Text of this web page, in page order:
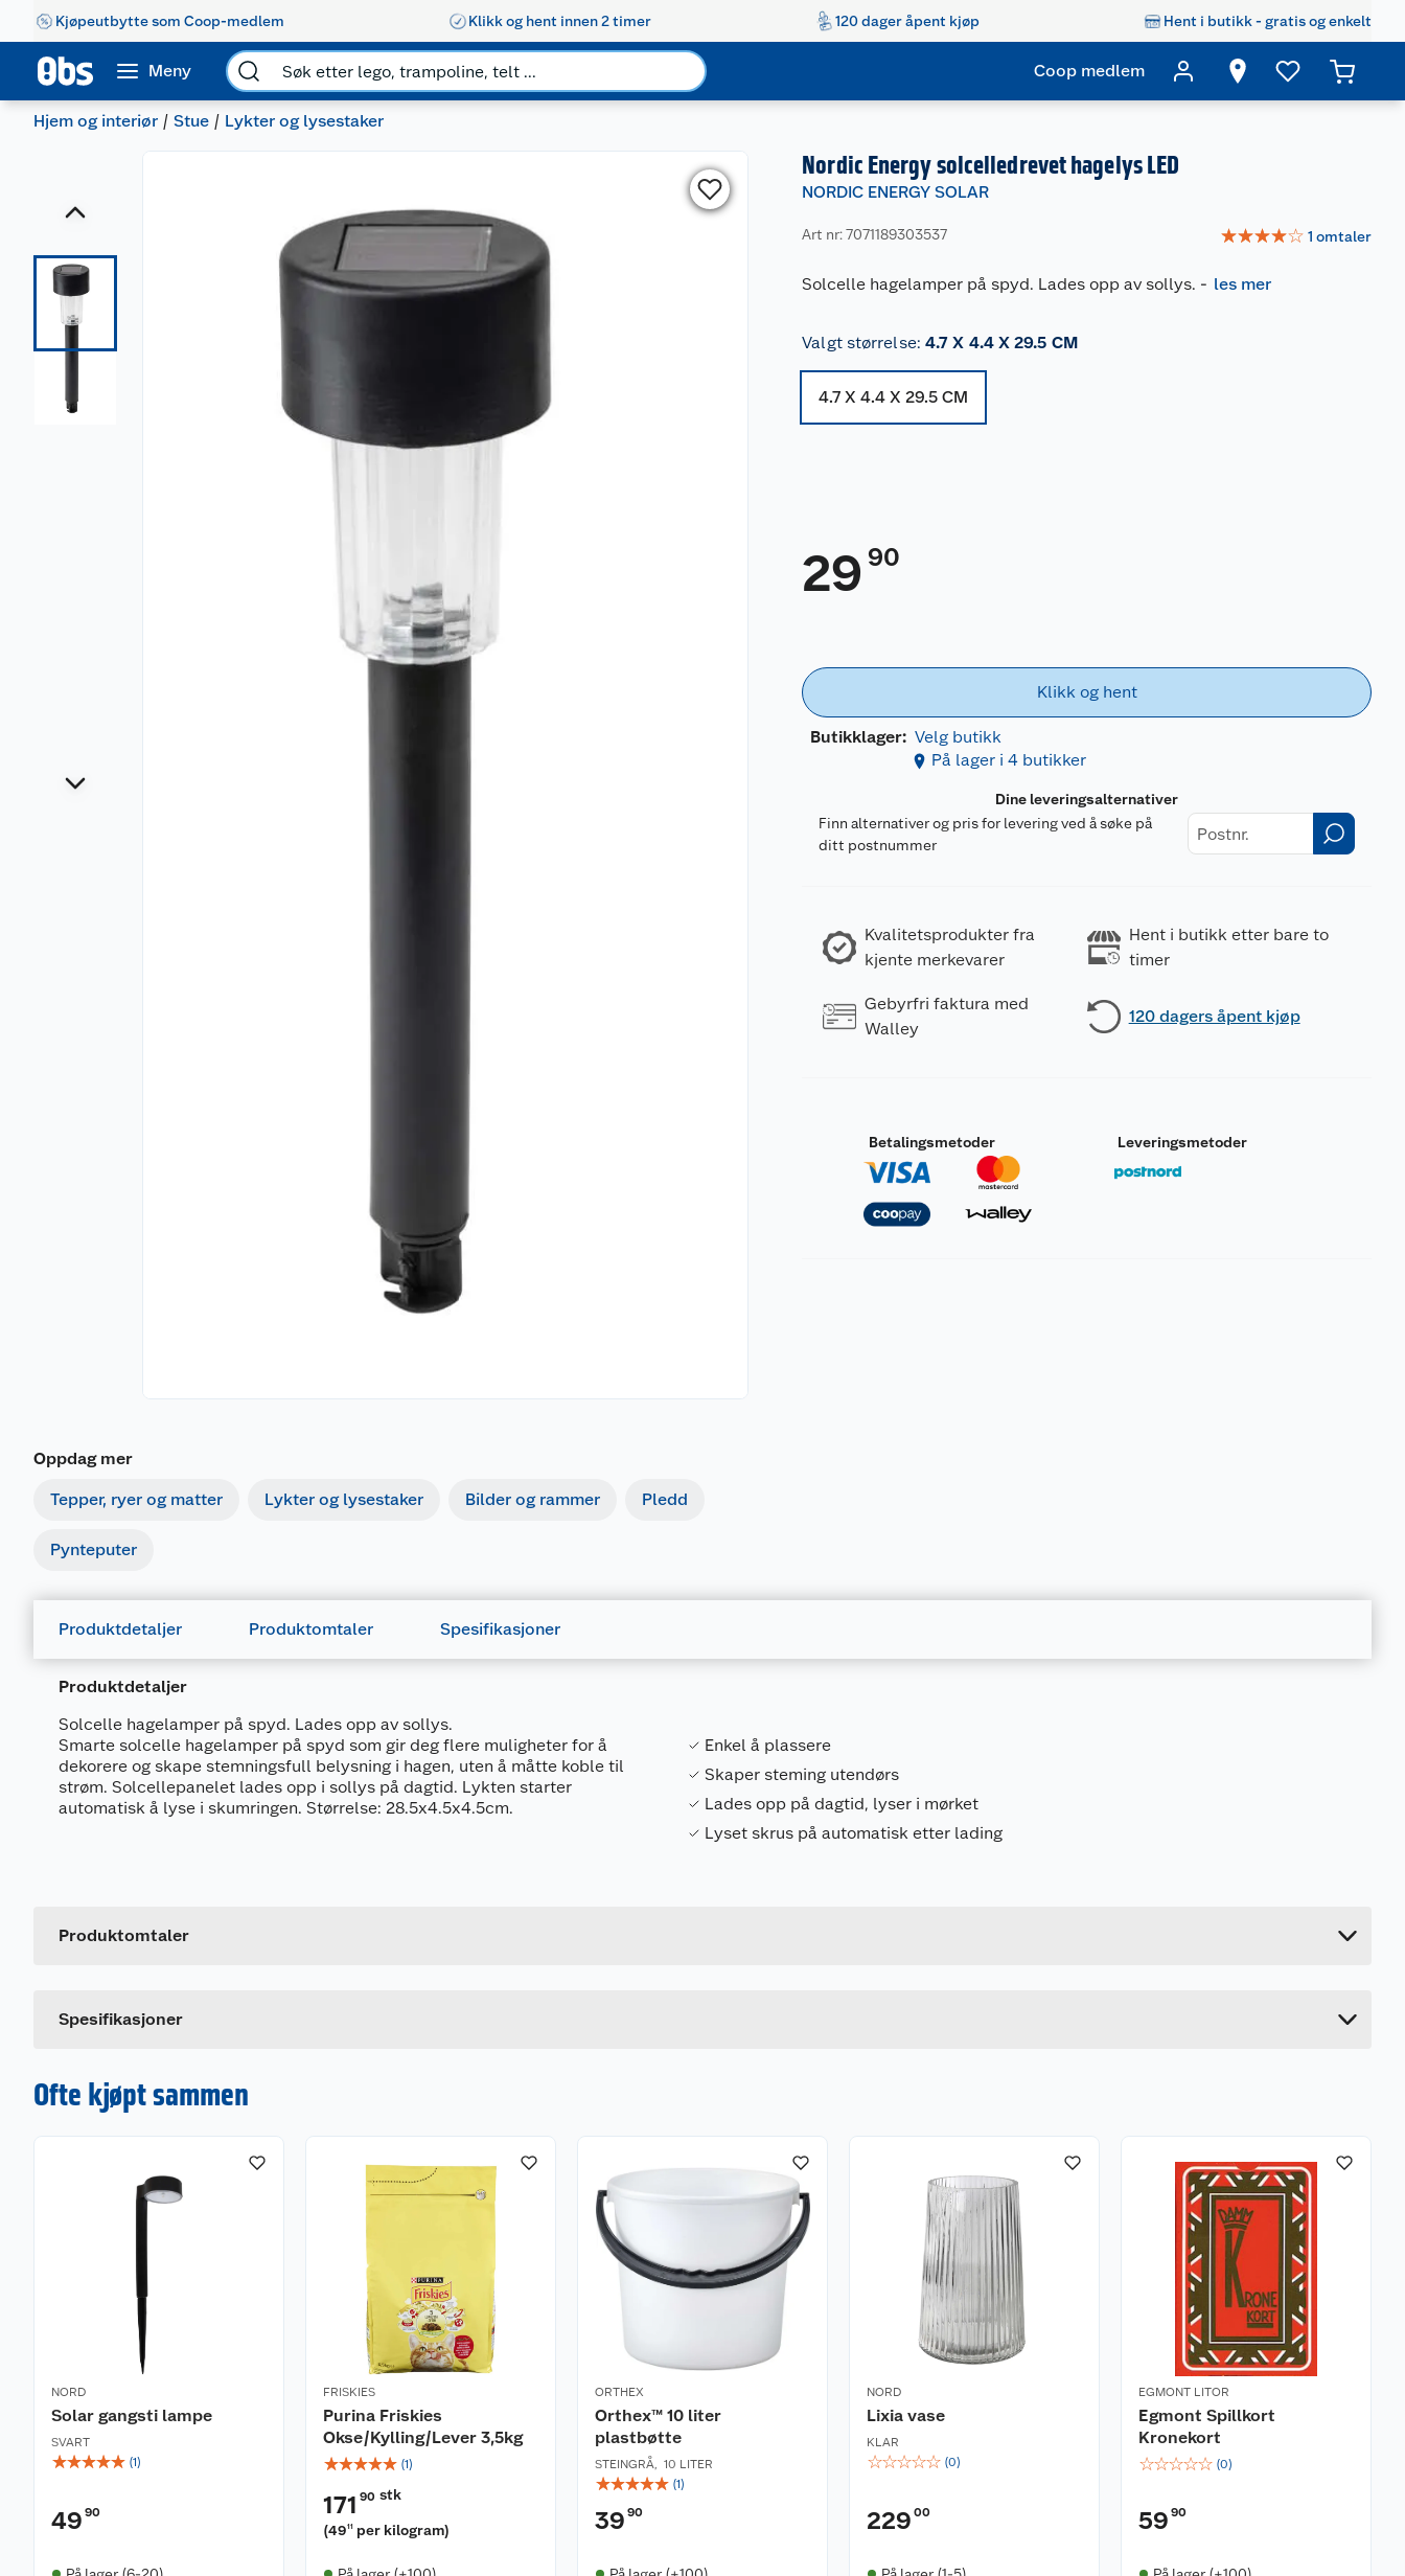
Kjøpeutbytte som Coop-medlem Klikk og hent innen 2 timer 120 dager åpent kjøp Hent i butikk - gratis og enkelt
Meny Coop medlem
Hjem og interiør Stue Lykter og lysestaker
Oppdag mer
Tepper, ryer og matter Lykter og lysestaker Bilder og rammer Pledd
Pynteputer
Nordic Energy solcelledrevet hagelys LED
NORDIC ENERGY SOLAR
Art nr: 7071189303537 ☆☆☆☆☆ 1 omtaler
Solcelle hagelamper på spyd. Lades opp av sollys. - les mer
Valgt størrelse: 4.7 X 4.4 X 29.5 CM
4.7 X 4.4 X 29.5 CM
29 90
Klikk og hent
Butikklager: Velg butikk
På lager i 4 butikker
Dine leveringsalternativer
Finn alternativer og pris for levering ved å søke på
ditt postnummer
Kvalitetsprodukter fra
kjente merkevarer
Hent i butikk etter bare to
timer
Gebyrfri faktura med
Walley
120 dagers åpent kjøp
Betalingsmetoder Leveringsmetoder
Produktdetaljer Produktomtaler Spesifikasjoner
Produktdetaljer
Solcelle hagelamper på spyd. Lades opp av sollys.
Smarte solcelle hagelamper på spyd som gir deg flere muligheter for å
dekorere og skape stemningsfull belysning i hagen, uten å måtte koble til
strøm. Solcellepanelet lades opp i sollys på dagtid. Lykten starter
automatisk å lyse i skumringen. Størrelse: 28.5x4.5x4.5cm.
Enkel å plassere
Skaper steming utendørs
Lades opp på dagtid, lyser i mørket
Lyset skrus på automatisk etter lading
Produktomtaler
Spesifikasjoner
Leverandørens artikkelnummer
Ofte kjøpt sammen
NORD
Solar gangsti lampe
SVART
☆☆☆☆☆ (1)
49 90
FRISKIES
Purina Friskies
Okse/Kylling/Lever 3,5kg
☆☆☆☆☆ (1)
171 90 stk
(4911 per kilogram)
ORTHEX
Orthex™ 10 liter
plastbøtte
STEINGRÅ, 10 LITER
☆☆☆☆☆ (1)
39 90
NORD
Lixia vase
KLAR
☆☆☆☆☆ (0)
229 00
EGMONT LITOR
Egmont Spillkort
Kronekort
☆☆☆☆☆ (0)
59 90